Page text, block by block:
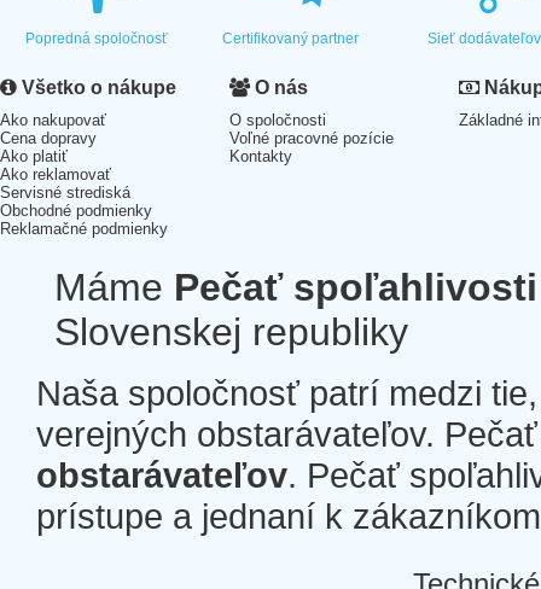
Popredná spoločnosť Certifikovaný partner Sieť dodávateľov
Všetko o nákupe
Ako nakupovať
Cena dopravy
Ako platiť
Ako reklamovať
Servisné strediská
Obchodné podmienky
Reklamačné podmienky
O nás
O spoločnosti
Voľné pracovné pozície
Kontakty
Základné
Máme Pečať spoľahlivosti
Slovenskej republiky
Naša spoločnosť patrí medzi
verejných obstarávateľov.
obstarávateľov. Pečať
prístupe a jednaní k